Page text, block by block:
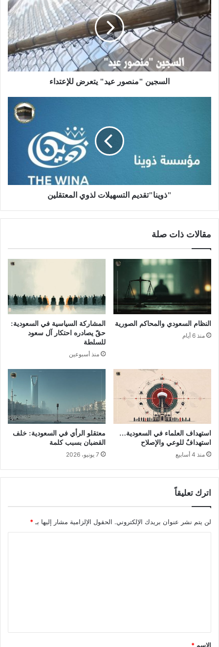
السجين "منصور عيد" يتعرض للإعتداء
"ذوينا"تقديم التسهيلات لذوي المعتقلين
مقالات ذات صلة
النظام السعودي والمحاكم الصورية
منذ 6 أيام
المشاركة السياسية في السعودية:
حقّ يصادره احتكار آل سعود
للسلطة
منذ أسبوعين
استهداف العلماء في السعودية…
استهدافٌ للوعي والإصلاح
منذ 4 أسابيع
معتقلو الرأي في السعودية: خلف
القضبان بسبب كلمة
7 يونيو، 2026
اترك تعليقاً
لن يتم نشر عنوان بريدك الإلكتروني. الحقول الإلزامية مشار إليها بـ*
*
الاسم *